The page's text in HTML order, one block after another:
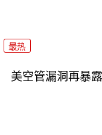
最热
美空管漏洞再暴